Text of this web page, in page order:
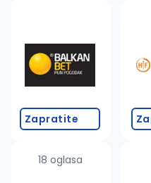
Takođe možete da:
proverite
promenite
Zapratite
18 oglasa